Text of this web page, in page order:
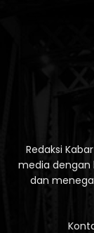
Redaksi
media
dan